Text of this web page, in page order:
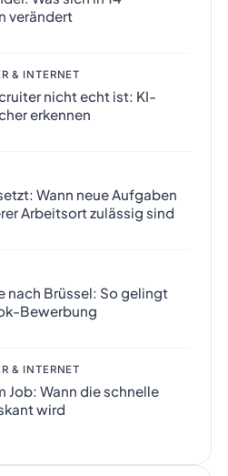
verändert
& INTERNET
nicht echt ist: KI-
erkennen
Wann neue Aufgaben
Arbeitsort zulässig sind
nach Brüssel: So gelingt
Bewerbung
& INTERNET
Job: Wann die schnelle
wird